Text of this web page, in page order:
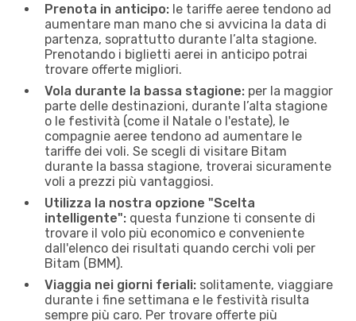
Prenota in anticipo: le tariffe aeree tendono ad
aumentare man mano che si avvicina la data di
partenza, soprattutto durante l’alta stagione.
Prenotando i biglietti aerei in anticipo potrai
trovare offerte migliori.
Vola durante la bassa stagione: per la maggior
parte delle destinazioni, durante l’alta stagione
o le festività (come il Natale o l'estate), le
compagnie aeree tendono ad aumentare le
tariffe dei voli. Se scegli di visitare Bitam
durante la bassa stagione, troverai sicuramente
voli a prezzi più vantaggiosi.
Utilizza la nostra opzione "Scelta
intelligente": questa funzione ti consente di
trovare il volo più economico e conveniente
dall'elenco dei risultati quando cerchi voli per
Bitam (BMM).
Viaggia nei giorni feriali: solitamente, viaggiare
durante i fine settimana e le festività risulta
sempre più caro. Per trovare offerte più